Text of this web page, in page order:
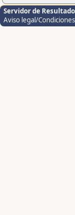
Servidor de
Aviso legal/